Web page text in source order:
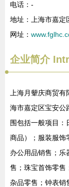
电话：-
地址：上海市嘉定
网址：
企业简介
上海月颦庆商贸
海市嘉定区宝安公
围包括一般项目：
商品）；服装服饰
办公用品销售；乐
售；珠宝首饰零售
杂品零售；钟表销